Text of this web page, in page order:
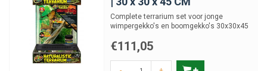
ideaal voor beginners, maar ook handig voor ervaren hobbyisten die
snel een extra setup willen opzetten.
Advies bij keuze
Controleer of de set compatibel is met jouw huisdier soorten
Complete terrarium set voor jonge
wimpergekko's en boomgekko's 30x30x45
€111,05